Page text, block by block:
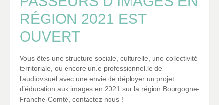
RÉGION 2021 EST
OUVERT
Vous êtes une structure sociale, culturelle, une collectivité
territoriale, ou encore un.e professionnel.le de
l’audiovisuel avec une envie de déployer un projet
d’éducation aux images en 2021 sur la région Bourgogne-
Franche-Comté, contactez nous !